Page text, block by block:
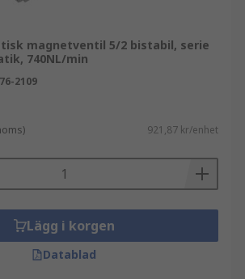
magnetventil 5/2 bistabil, serie
740NL/min
2109
921,87 kr/enhet
Lägg i korgen
Datablad